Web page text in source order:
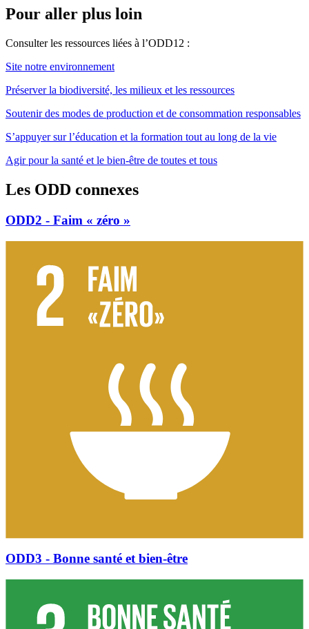
Pour aller plus loin
Consulter les ressources liées à l’ODD12 :
Site notre environnement
Préserver la biodiversité, les milieux et les ressources
Soutenir des modes de production et de consommation responsables
S’appuyer sur l’éducation et la formation tout au long de la vie
Agir pour la santé et le bien-être de toutes et tous
Les ODD connexes
ODD2 - Faim « zéro »
ODD3 - Bonne santé et bien-être